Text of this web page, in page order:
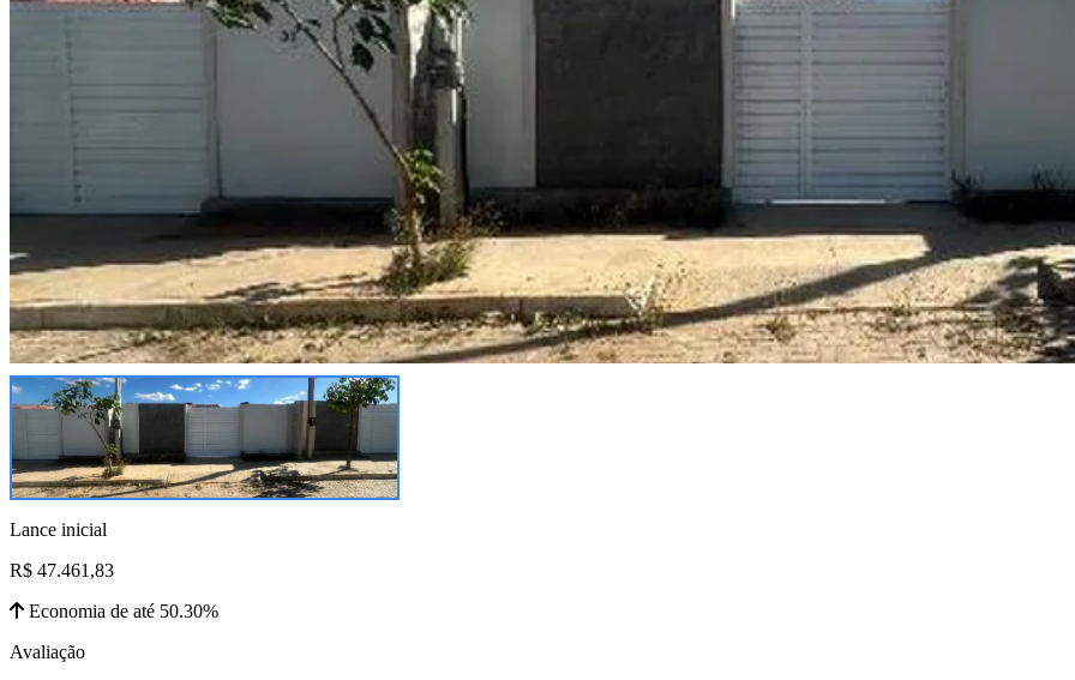
Lance inicial
R$ 47.461,83
Economia de até 50.30%
Avaliação